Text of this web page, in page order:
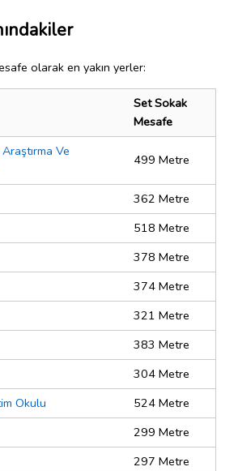
olarak en yakın yerler:
Set Sokak
Mesafe
Ve
499 Metre
362 Metre
518 Metre
378 Metre
374 Metre
321 Metre
383 Metre
304 Metre
Okulu
524 Metre
299 Metre
297 Metre